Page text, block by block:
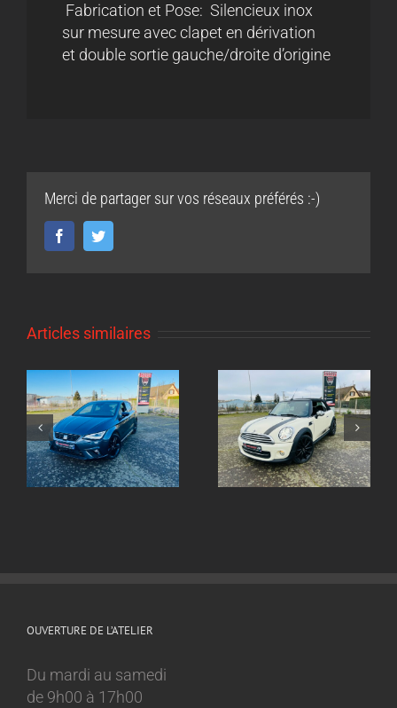
Fabrication et Pose: Silencieux inox
sur mesure avec clapet en dérivation
et double sortie gauche/droite d’origine
Merci de partager sur vos réseaux préférés :-)
FacebookTwitter
Articles similaires
Echappement inox
sur mesure Mini
Cooper 1.6l
Echappement inox
sur mesure
Volkswagen Golf 8
GTI
OUVERTURE DE L’ATELIER
Du mardi au samedi
de 9h00 à 17h00